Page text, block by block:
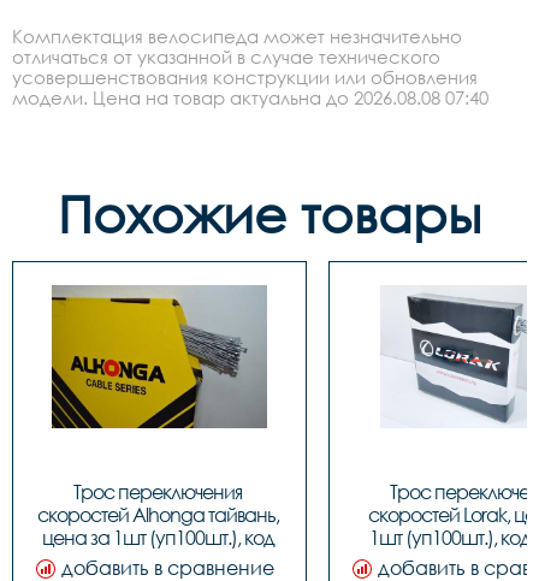
Комплектация велосипеда может незначительно
отличаться от указанной в случае технического
усовершенствования конструкции или обновления
модели. Цена на товар актуальна до 2026.08.08 07:40
Похожие товары
Трос переключения
скоростей Alhonga тайвань,
цена за 1шт (уп100шт.), код
40708
добавить в сравнение
Трос
скоростей Lorak,
1шт (уп100шт.), код
добавить в